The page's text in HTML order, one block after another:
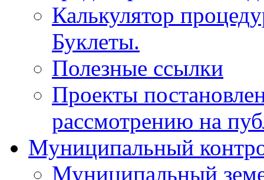
Калькулятор
Буклеты.
Полезные ссылки
Проекты
рассмотрению на
Муниципальный
Муниципальный